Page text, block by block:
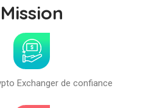
Mission
Exchanger de confiance